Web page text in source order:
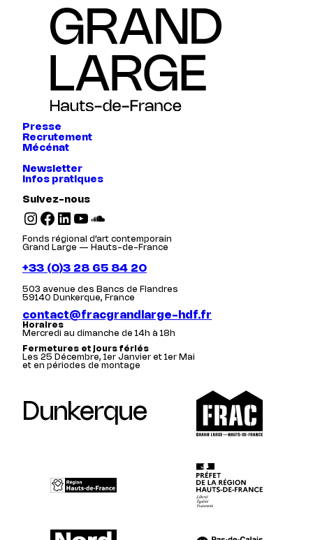
Presse
Recrutement
Mécénat
Newsletter
Infos pratiques
Suivez-nous
Instagram Facebook LinkedIn YouTube SoundCloud
Fonds régional d’art contemporain
Grand Large — Hauts-de-France
+33 (0)3 28 65 84 20
503 avenue des Bancs de Flandres
59140 Dunkerque, France
contact@fracgrandlarge-hdf.fr
Horaires
Mercredi au dimanche de 14h à 18h
Fermetures et jours fériés
Les 25 Décembre, 1er Janvier et 1er Mai
et en périodes de montage
Dunkerque